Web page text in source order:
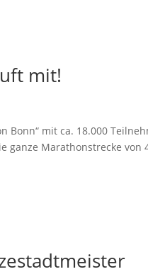
mit!
Bonn“ mit ca. 18.000
ganze Marathonstrecke von